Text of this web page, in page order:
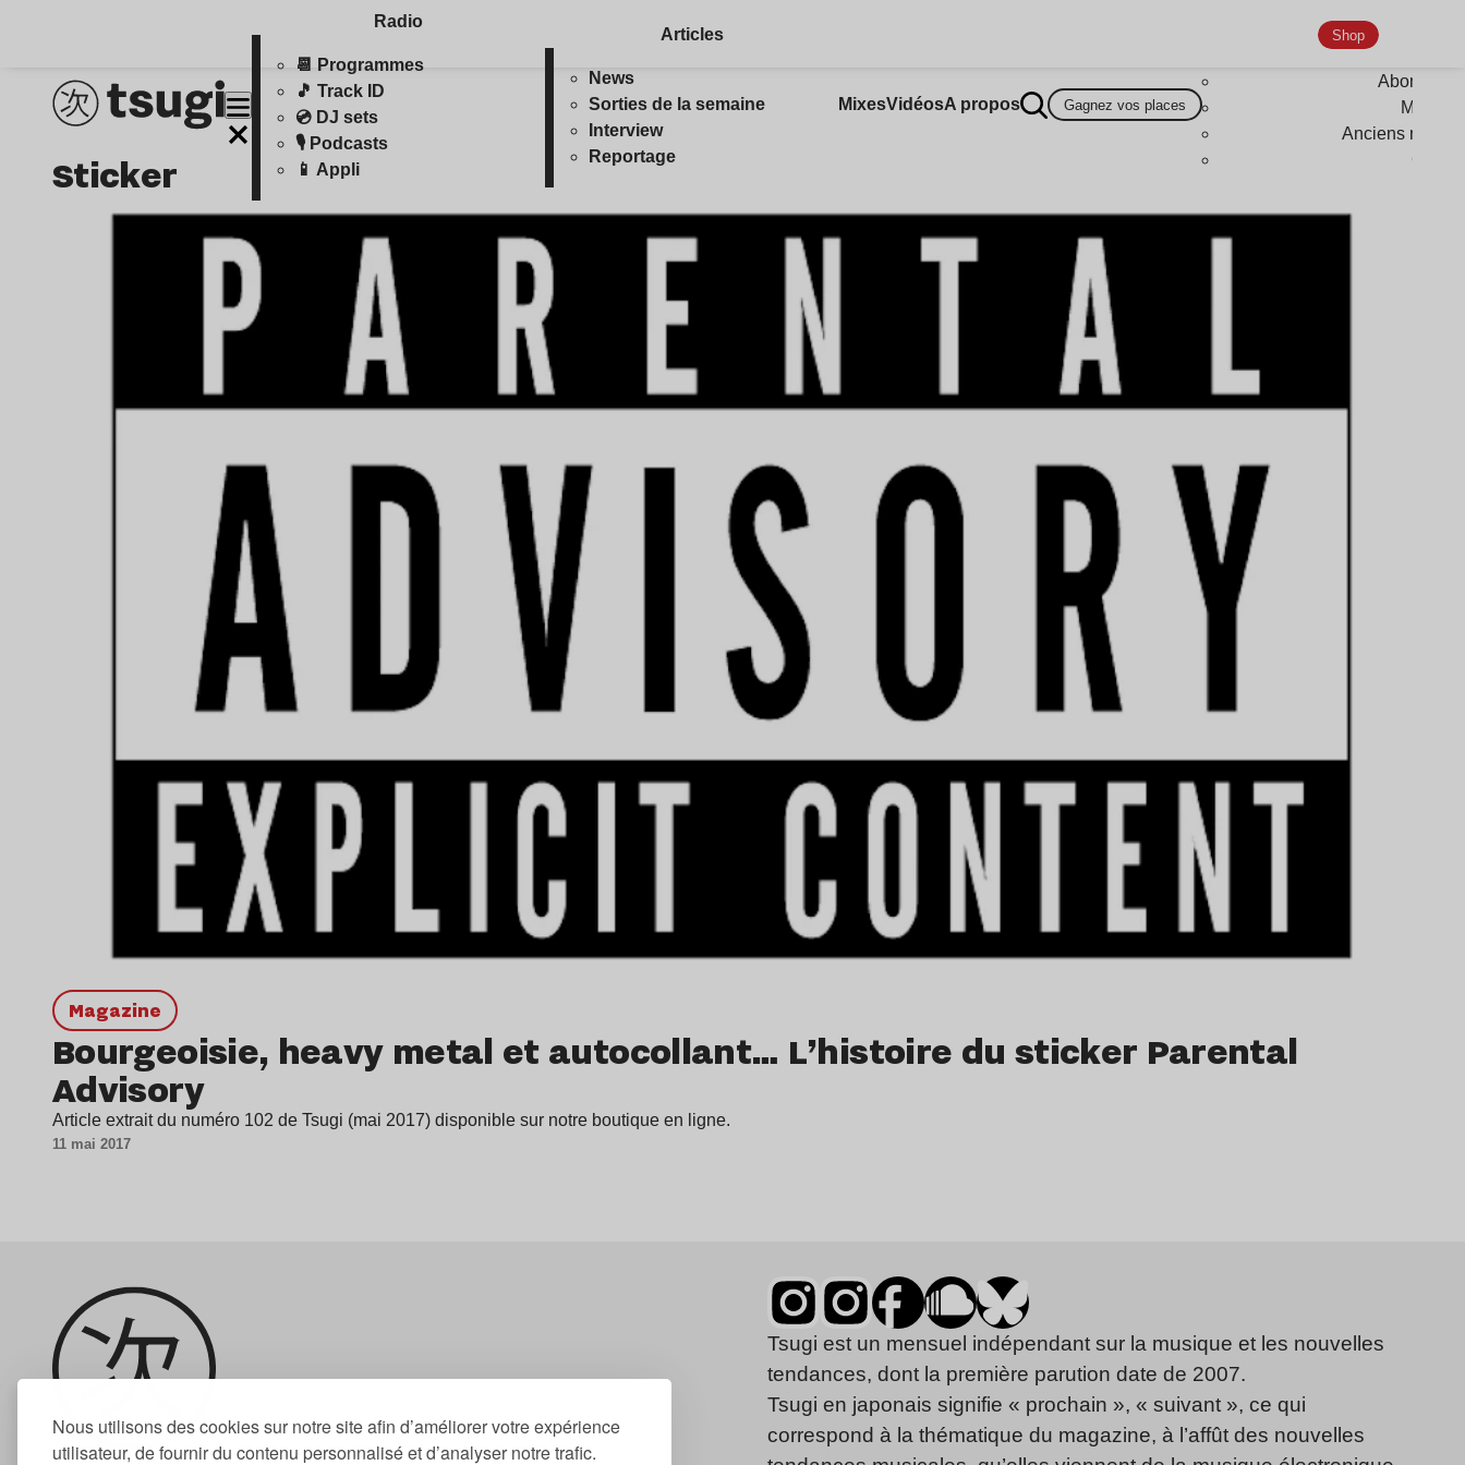
Nous utilisons des cookies sur notre site afin d’améliorer votre expérience
utilisateur, de fournir du contenu personnalisé et d’analyser notre trafic.
Radio
📆 Programmes
🎵 Track ID
💿 DJ sets
🎙️ Podcasts
📱 Appli
Articles
News
Sorties de la semaine
Interview
Reportage
MixesVidéosA propos Gagnez vos places
Shop
Anciens
sticker
magazine
Bourgeoisie, heavy metal et autocollant… L’histoire du sticker Parental
Advisory
Article extrait du numéro 102 de Tsugi (mai 2017) disponible sur notre boutique en ligne.
11 mai 2017
Tsugi est un mensuel indépendant sur la musique et les nouvelles
tendances, dont la première parution date de 2007.
Tsugi en japonais signifie « prochain », « suivant », ce qui
correspond à la thématique du magazine, à l’affût des nouvelles